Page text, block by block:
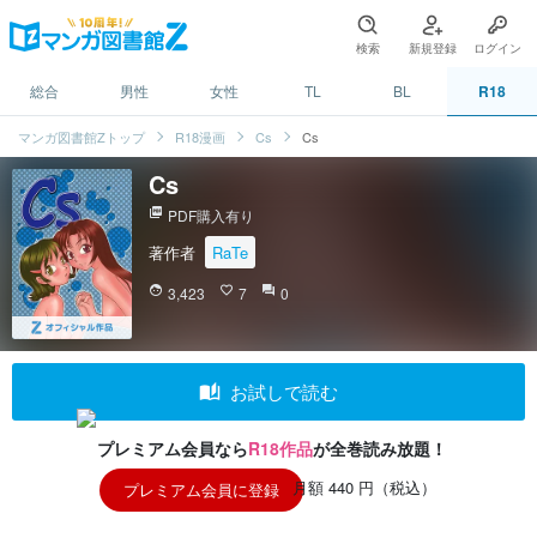
検索 新規登録 ログイン
総合 男性 女性 TL BL R18
マンガ図書館Zトップ R18漫画 Cs Cs
Cs
picture_as_pdf PDF購入有り
著作者 RaTe
face 3,423 favorite_border 7 question_answer 0
auto_stories お試しで読む
プレミアム会員ならR18作品が全巻読み放題！
プレミアム会員に登録 月額 440 円（税込）